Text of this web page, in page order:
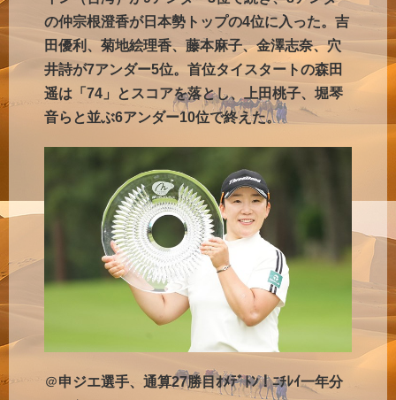
の仲宗根澄香が日本勢トップの4位に入った。吉
田優利、菊地絵理香、藤本麻子、金澤志奈、穴
井詩が7アンダー5位。首位タイスタートの森田
遥は「74」とスコアを落とし、上田桃子、堀琴
音らと並ぶ6アンダー10位で終えた。
＠申ジエ選手、通算27勝目ｵﾒﾃﾞﾄﾝ！ﾆﾁﾚｲ一年分